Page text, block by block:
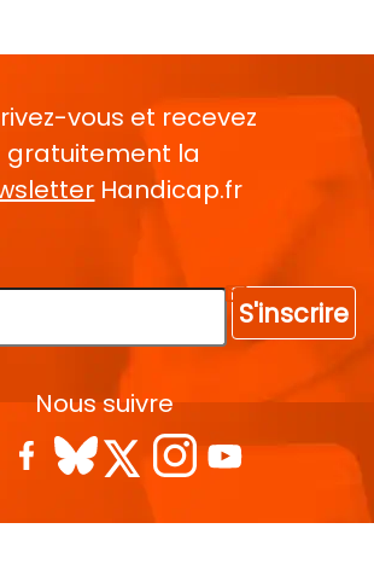
vous et recevez
gratuitement la
Handicap.fr
S'inscrire
Nous suivre